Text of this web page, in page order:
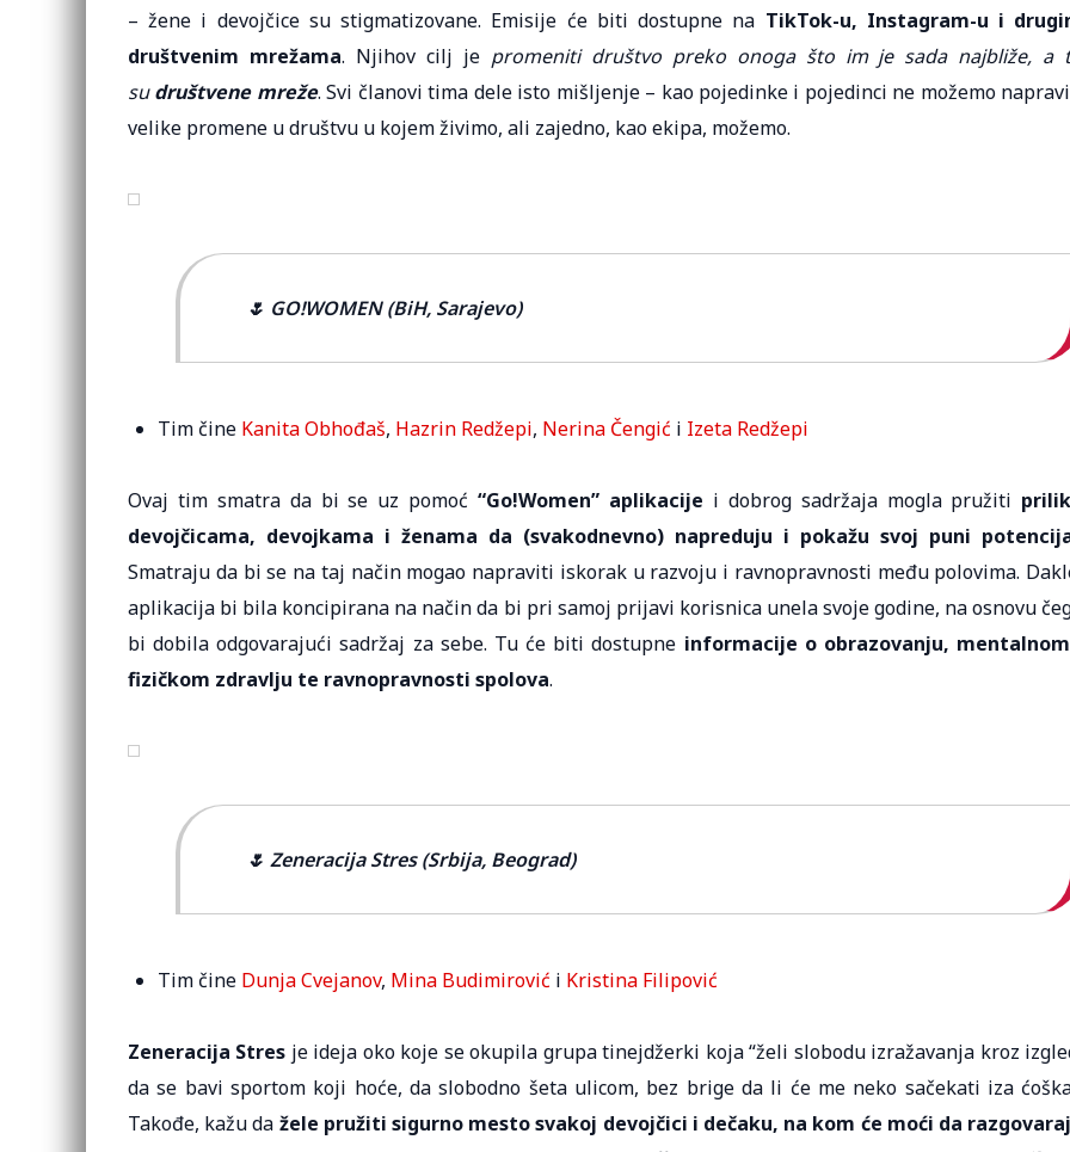
– žene i devojčice su stigmatizovane. Emisije će biti dostupne na TikTok-u, Instagram-u i
društvenim mrežama. Njihov cilj je promeniti društvo preko onoga što im je sada najbliže, a
sudruštvene mreže. Svi članovi tima dele isto mišljenje – kao pojedinke i pojedinci ne možemo
velike promene u društvu u kojem živimo, ali zajedno, kao ekipa, možemo.
🌷 GO!WOMEN (BiH, Sarajevo)
Tim čine Kanita Obhođaš, Hazrin Redžepi, Nerina Čengić i Izeta Redžepi
Ovaj tim smatra da bi se uz pomoć“Go!Women” aplikacije i dobrog sadržaja mogla pružiti
devojčicama, devojkama i ženama da (svakodnevno) napreduju i pokažu svoj puni
Smatraju da bi se na taj način mogao napraviti iskorak u razvoju i ravnopravnosti među polovima.
aplikacija bi bila koncipirana na način da bi pri samoj prijavi korisnica unela svoje godine, na osnovu
bi dobila odgovarajući sadržaj za sebe. Tu će biti dostupne informacije o obrazovanju,
fizičkom zdravlju te ravnopravnosti spolova.
🌷 Zeneracija Stres (Srbija, Beograd)
Tim čine Dunja Cvejanov, Mina Budimirović i Kristina Filipović
Zeneracija Stres je ideja oko koje se okupila grupa tinejdžerki koja “želi slobodu izražavanja kroz
da se bavi sportom koji hoće, da slobodno šeta ulicom, bez brige da li će me neko sačekati iza
Takođe, kažu da žele pružiti sigurno mesto svakoj devojčici i dečaku, na kom će moći da